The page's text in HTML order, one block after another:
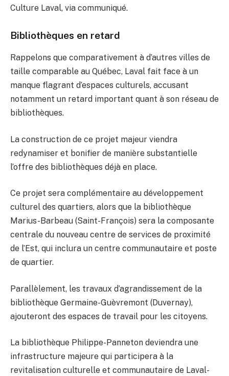
Culture Laval, via communiqué.
Bibliothèques en retard
Rappelons que comparativement à d’autres villes de
taille comparable au Québec, Laval fait face à un
manque flagrant d’espaces culturels, accusant
notamment un retard important quant à son réseau de
bibliothèques.
La construction de ce projet majeur viendra
redynamiser et bonifier de manière substantielle
l’offre des bibliothèques déjà en place.
Ce projet sera complémentaire au développement
culturel des quartiers, alors que la bibliothèque
Marius-Barbeau (Saint-François) sera la composante
centrale du nouveau centre de services de proximité
de l’Est, qui inclura un centre communautaire et poste
de quartier.
Parallèlement, les travaux d’agrandissement de la
bibliothèque Germaine-Guèvremont (Duvernay),
ajouteront des espaces de travail pour les citoyens.
La bibliothèque Philippe-Panneton deviendra une
infrastructure majeure qui participera à la
revitalisation culturelle et communautaire de Laval-